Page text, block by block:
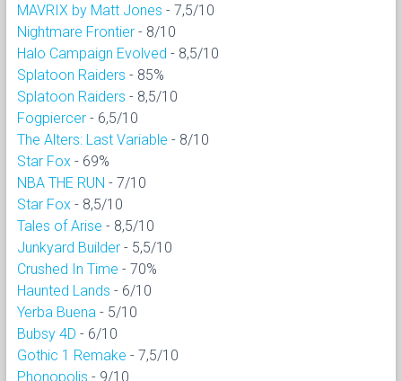
MAVRIX by Matt Jones - 7,5/10
Nightmare Frontier - 8/10
Halo Campaign Evolved - 8,5/10
Splatoon Raiders - 85%
Splatoon Raiders - 8,5/10
Fogpiercer - 6,5/10
The Alters: Last Variable - 8/10
Star Fox - 69%
NBA THE RUN - 7/10
Star Fox - 8,5/10
Tales of Arise - 8,5/10
Junkyard Builder - 5,5/10
Crushed In Time - 70%
Haunted Lands - 6/10
Yerba Buena - 5/10
Bubsy 4D - 6/10
Gothic 1 Remake - 7,5/10
Phonopolis - 9/10